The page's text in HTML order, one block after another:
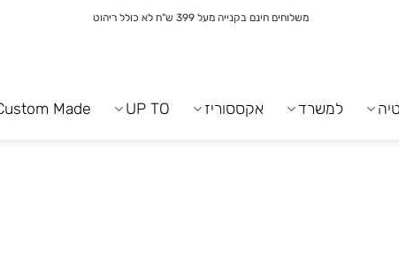
משלוחים חינם בקנייה מעל 399 ש"ח לא כולל ריהוט
למשרד אקססוריז UP TO
Made